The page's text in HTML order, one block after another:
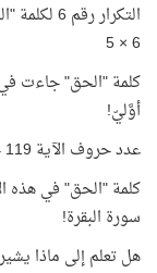
6 × 5
أوَّليّ!
عدد حروف الآية 119 حرفًا، وهذا العدد = 17 × 7
سورة البقرة!
هل تعلم إلى ماذا